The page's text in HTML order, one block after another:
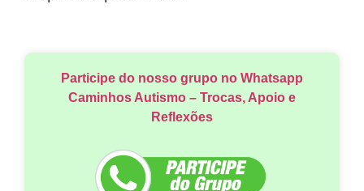
Participe do nosso grupo no Whatsapp
Caminhos Autismo – Trocas, Apoio e
Reflexões